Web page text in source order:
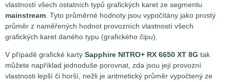
vlastností všech ostatních typů grafických karet ze segmentu
mainstream. Tyto průměrné hodnoty jsou vypočítány jako prostý
průměr z naměřených hodnot provozních vlastností všech
grafických karet daného typu (grafického čipu).
V případě grafické karty Sapphire NITRO+ RX 6650 XT 8G tak
můžete například jednoduše porovnat, zda jsou její provozní
vlastnosti lepší či horší, nežli je aritmetický průměr vypočtený ze